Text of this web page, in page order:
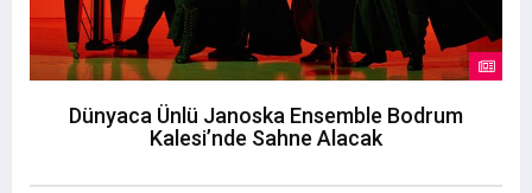
Dünyaca Ünlü Janoska Ensemble Bodrum
Kalesi’nde Sahne Alacak